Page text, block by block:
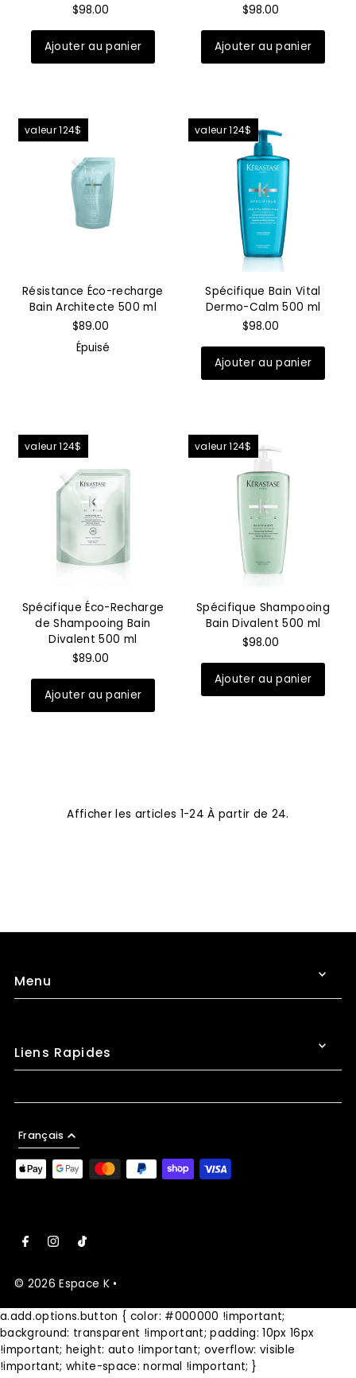
$98.00
$98.00
valeur 124$
Résistance Éco-recharge
Bain Architecte 500 ml
$89.00
Épuisé
valeur 124$
Spécifique Bain Vital
Dermo-Calm 500 ml
$98.00
valeur 124$
Spécifique Éco-Recharge
de Shampooing Bain
Divalent 500 ml
$89.00
valeur 124$
Spécifique Shampooing
Bain Divalent 500 ml
$98.00
Afficher les articles 1-24 À partir de 24.
Menu
Liens Rapides
© 2026 Espace K •
Français
a.add.options.button { color: #000000 !important;
background: transparent !important; padding: 10px 16px
!important; height: auto !important; overflow: visible
!important; white-space: normal !important; }